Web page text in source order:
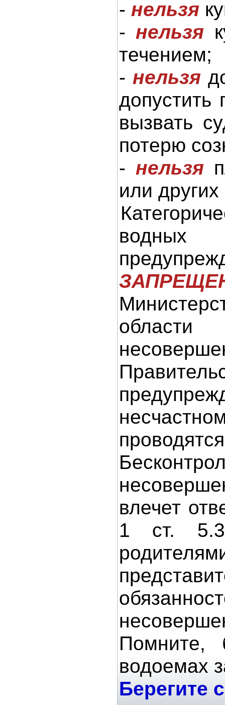
- нельзя
- нельзя
течением;
- нельзя
допустить
вызвать
потерю
- нельзя
или
водных
влечет
1 ст.
Помните,
водоемах
Берегите